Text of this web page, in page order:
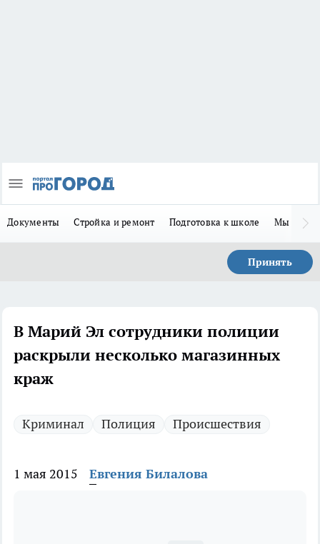
Документы Стройка и ремонт Подготовка к школе Мы в MAX
Принять
В Марий Эл сотрудники полиции
раскрыли несколько магазинных
краж
Криминал Полиция Происшествия
1 мая 2015 Евгения Билалова